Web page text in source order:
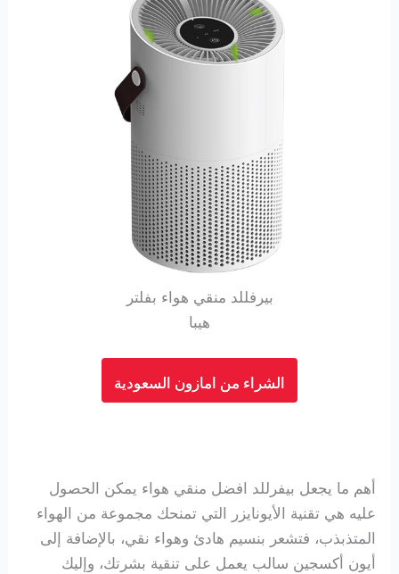
بيرفللد منقي هواء بفلتر
هيبا
الشراء من امازون السعودية
أهم ما يجعل بيفرللد افضل منقي هواء يمكن الحصول
عليه هي تقنية الأيونايزر التي تمنحك مجموعة من الهواء
المتذبذب، فتشعر بنسيم هادئ وهواء نقي، بالإضافة إلى
أيون أكسجين سالب يعمل على تنقية بشرتك، وإليك